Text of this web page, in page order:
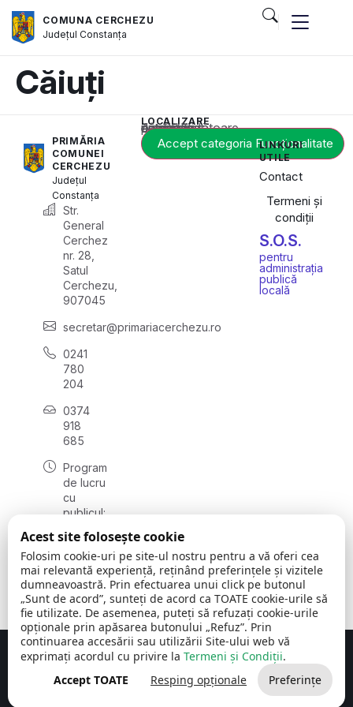
COMUNA CERCHEZU
JudețulConstanța
Căiuți
PRIMĂRIA
COMUNEI
CERCHEZU
Județul
Constanța
Str.
General
Cerchez
nr. 28,
Satul
Cerchezu,
907045
secretar@primariacerchezu.ro
0241
780
204
0374
918
685
Program
de lucru
cu
publicul:
08:00 -
16:30
, vineri:
08:00 -
14:00
LOCALIZARE
Acest conținut este blocat până când acceptați categoria corespunzătoare de cookie-uri.
Accept categoria Funcționalitate
LINKURI
UTILE
Contact
Termeni și
condiții
S.O.S.
pentru
administrația
publică
locală
Comuna Cerchezu © 2026Toate drepturile rezervate
Concept realizat de Big Media Relații Publice SRL
Acest site folosește cookie
Folosim cookie-uri pe site-ul nostru pentru a vă oferi cea
mai relevantă experiență, reținând preferințele și vizitele
dumneavoastră. Prin efectuarea unui click pe butonul
„Sunt de acord”, sunteți de acord ca TOATE cookie-urile să
fie utilizate. De asemenea, puteți să refuzați cookie-urile
opționale prin apăsarea butonului „Refuz”. Prin
continuarea accesării sau utilizării Site-ului web vă
exprimați acordul cu privire la Termeni și Condiții.
Accept TOATE
Resping opționale Preferințe